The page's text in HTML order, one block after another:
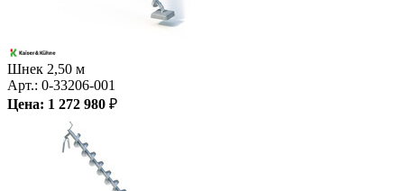
Шнек 2,50 м
Арт.: 0-33206-001
Цена: 1 272 980 ₽